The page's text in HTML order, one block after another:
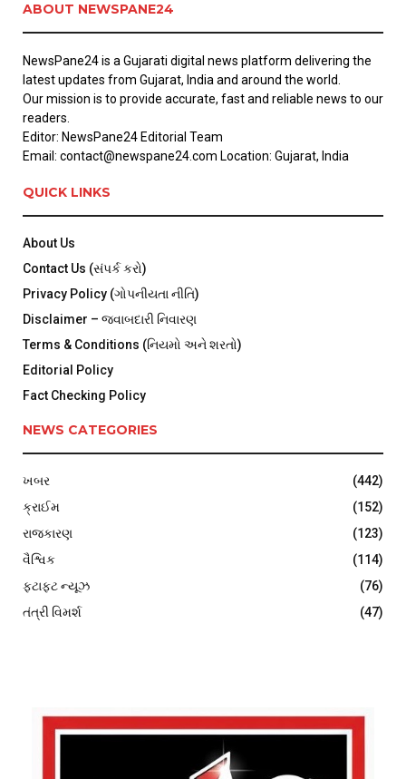
ABOUT NEWSPANE24
NewsPane24 is a Gujarati digital news platform delivering the
latest updates from Gujarat, India and around the world.
Our mission is to provide accurate, fast and reliable news to our
readers.
Editor: NewsPane24 Editorial Team
Email: contact@newspane24.com Location: Gujarat, India
QUICK LINKS
About Us
Contact Us (સંપર્ક કરો)
Privacy Policy (ગોપનીયતા નીતિ)
Disclaimer – જવાબદારી નિવારણ
Terms & Conditions (નિયમો અને શરતો)
Editorial Policy
Fact Checking Policy
NEWS CATEGORIES
ખબર
(442)
ક્રાઈમ
(152)
રાજકારણ
(123)
વૈશ્વિક
(114)
ફટાફટ ન્યૂઝ
(76)
તંત્રી વિમર્શ
(47)